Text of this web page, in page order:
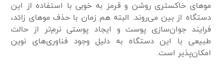
مو‌های خاکستری روشن و قرمز به خوبی با استفاده از این
دستگاه از بین ‌می‌روند. البته هم زمان با حذف مو‌های زائد،
فرایند جوان‌سازی پوست و ایجاد پوستی نرم‌تر از حالت
طبیعی با این دستگاه به دلیل وجود فناوری‌های نوین
امکان‌پذیر است.